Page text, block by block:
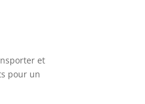
et
pour un